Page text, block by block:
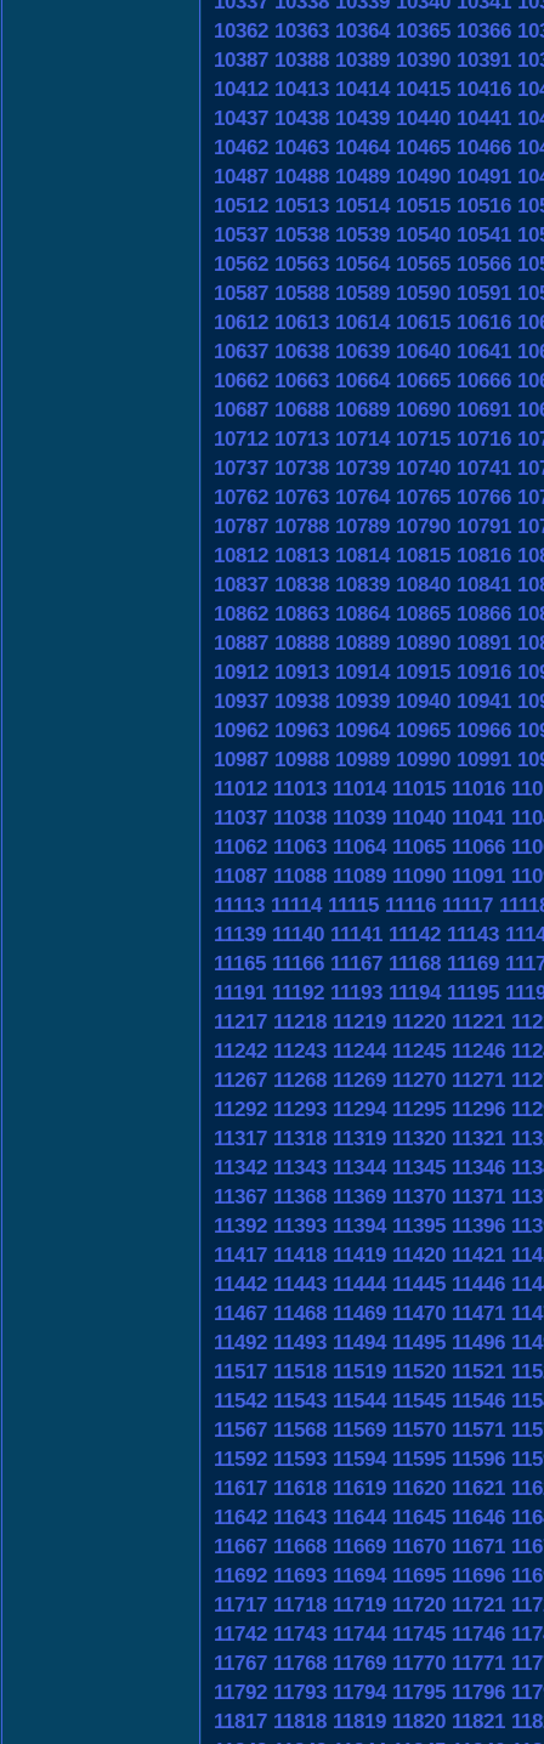
10362 10363 10364 10365 10366
10387 10388 10389 10390 10391
10412 10413 10414 10415 10416
10437 10438 10439 10440 10441
10462 10463 10464 10465 10466
10487 10488 10489 10490 10491
10512 10513 10514 10515 10516
10537 10538 10539 10540 10541
10562 10563 10564 10565 10566
10587 10588 10589 10590 10591
10612 10613 10614 10615 10616
10637 10638 10639 10640 10641
10662 10663 10664 10665 10666
10687 10688 10689 10690 10691
10712 10713 10714 10715 10716
10737 10738 10739 10740 10741
10762 10763 10764 10765 10766
10787 10788 10789 10790 10791
10812 10813 10814 10815 10816
10837 10838 10839 10840 10841
10862 10863 10864 10865 10866
10887 10888 10889 10890 10891
10912 10913 10914 10915 10916
10937 10938 10939 10940 10941
10962 10963 10964 10965 10966
10987 10988 10989 10990 10991
11012 11013 11014 11015 11016
11037 11038 11039 11040 11041
11062 11063 11064 11065 11066
11087 11088 11089 11090 11091
11113 11114 11115 11116 11117
11139 11140 11141 11142 11143
11165 11166 11167 11168 11169
11191 11192 11193 11194 11195
11217 11218 11219 11220 11221
11242 11243 11244 11245 11246
11267 11268 11269 11270 11271
11292 11293 11294 11295 11296
11317 11318 11319 11320 11321
11342 11343 11344 11345 11346
11367 11368 11369 11370 11371
11392 11393 11394 11395 11396
11417 11418 11419 11420 11421
11442 11443 11444 11445 11446
11467 11468 11469 11470 11471
11492 11493 11494 11495 11496
11517 11518 11519 11520 11521
11542 11543 11544 11545 11546
11567 11568 11569 11570 11571
11592 11593 11594 11595 11596
11617 11618 11619 11620 11621
11642 11643 11644 11645 11646
11667 11668 11669 11670 11671
11692 11693 11694 11695 11696
11717 11718 11719 11720 11721
11742 11743 11744 11745 11746
11767 11768 11769 11770 11771
11792 11793 11794 11795 11796
11817 11818 11819 11820 11821